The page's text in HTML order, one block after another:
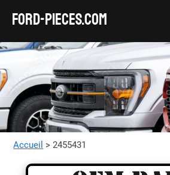
FORD-pieces.com
Accueil > 2455431